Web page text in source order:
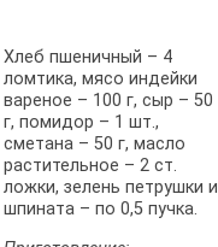
Хлеб пшеничный – 4
ломтика, мясо индейки
вареное – 100 г, сыр – 50
г, помидор – 1 шт.,
сметана – 50 г, масло
растительное – 2 ст.
ложки, зелень петрушки и
шпината – по 0,5 пучка.